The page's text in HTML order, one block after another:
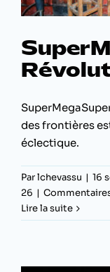
des frontières
éclectique.
Parlchevassu | 16
26 |
Lire la suite